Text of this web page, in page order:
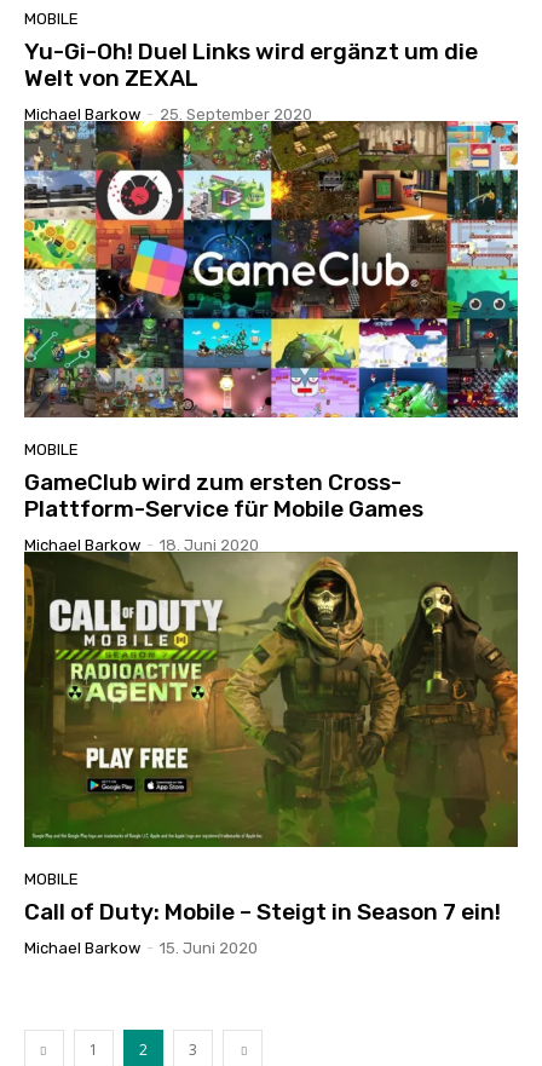
MOBILE
Yu-Gi-Oh! Duel Links wird ergänzt um die
Welt von ZEXAL
Michael Barkow - 25. September 2020
MOBILE
GameClub wird zum ersten Cross-
Plattform-Service für Mobile Games
Michael Barkow - 18. Juni 2020
MOBILE
Call of Duty: Mobile – Steigt in Season 7 ein!
Michael Barkow - 15. Juni 2020
1 2 3